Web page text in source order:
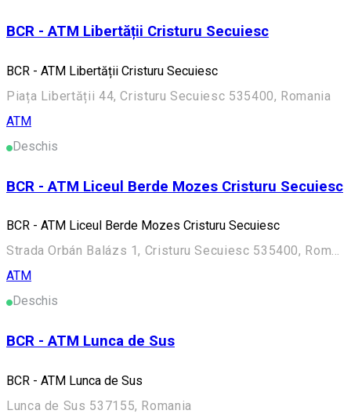
BCR - ATM Libertății Cristuru Secuiesc
BCR - ATM Libertății Cristuru Secuiesc
Piața Libertății 44, Cristuru Secuiesc 535400, Romania
ATM
Deschis
BCR - ATM Liceul Berde Mozes Cristuru Secuiesc
BCR - ATM Liceul Berde Mozes Cristuru Secuiesc
Strada Orbán Balázs 1, Cristuru Secuiesc 535400, Romania
ATM
Deschis
BCR - ATM Lunca de Sus
BCR - ATM Lunca de Sus
Lunca de Sus 537155, Romania